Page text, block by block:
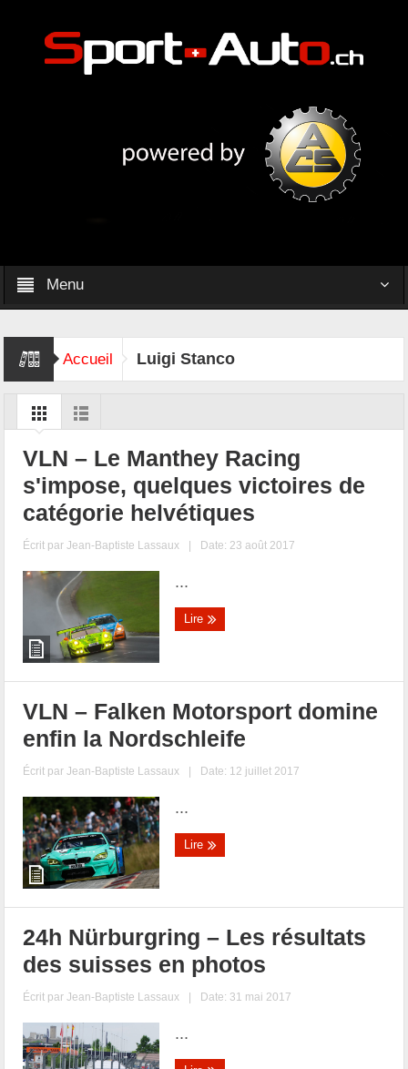
Menu
Accueil Luigi Stanco
VLN – Le Manthey Racing
s'impose, quelques victoires de
catégorie helvétiques
Écrit parJean-Baptiste Lassaux | Date: 23 août 2017
...
Lire
VLN – Falken Motorsport domine
enfin la Nordschleife
Écrit parJean-Baptiste Lassaux | Date: 12 juillet 2017
...
Lire
24h Nürburgring – Les résultats
des suisses en photos
Écrit parJean-Baptiste Lassaux | Date: 31 mai 2017
...